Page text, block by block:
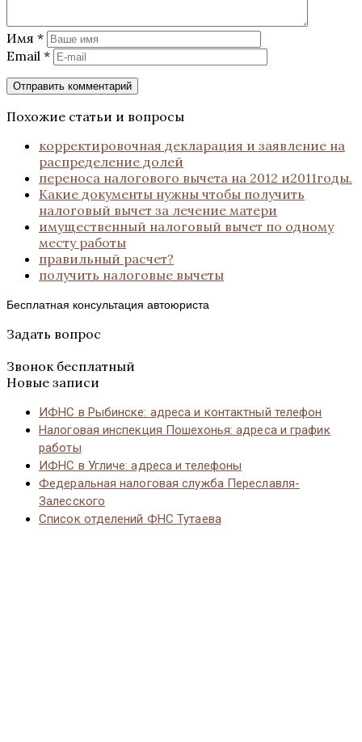
Имя *
Email *
Похожие статьи и вопросы
корректировочная декларация и заявление на
распределение долей
переноса налогового вычета на 2012 и2011годы.
Какие документы нужны чтобы получить
налоговый вычет за лечение матери
имущественный налоговый вычет по одному
месту работы
правильный расчет?
получить налоговые вычеты
Бесплатная консультация автоюриста
Задать вопрос
Звонок бесплатный
Новые записи
ИФНС в Рыбинске: адреса и контактный телефон
Налоговая инспекция Пошехонья: адреса и график
работы
ИФНС в Угличе: адреса и телефоны
Федеральная налоговая служба Переславля-
Залесского
Список отделений ФНС Тутаева